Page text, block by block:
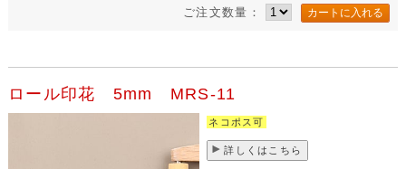
ご注文数量：
ロール印花 5mm MRS-11
ネコポス可
詳しくはこちら